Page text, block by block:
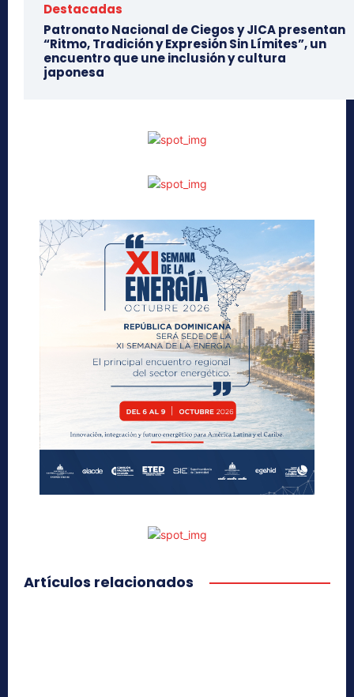
Destacadas
Patronato Nacional de Ciegos y JICA presentan
“Ritmo, Tradición y Expresión Sin Límites”, un
encuentro que une inclusión y cultura
japonesa
Artículos relacionados